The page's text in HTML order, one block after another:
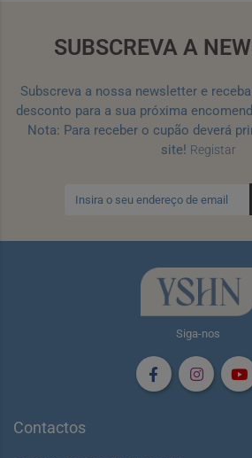
SUBSCREVA A
Subscreva a nossa newsletter e
desconto para a sua próxima
Nota: Para receber o cupão deverá
site! Registar
Siga-nos
Contactos